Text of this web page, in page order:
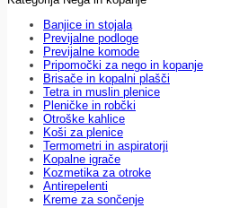
Banjice in stojala
Previjalne podloge
Previjalne komode
Pripomočki za nego in kopanje
Brisače in kopalni plašči
Tetra in muslin plenice
Pleničke in robčki
Otroške kahlice
Koši za plenice
Termometri in aspiratorji
Kopalne igrače
Kozmetika za otroke
Antirepelenti
Kreme za sončenje